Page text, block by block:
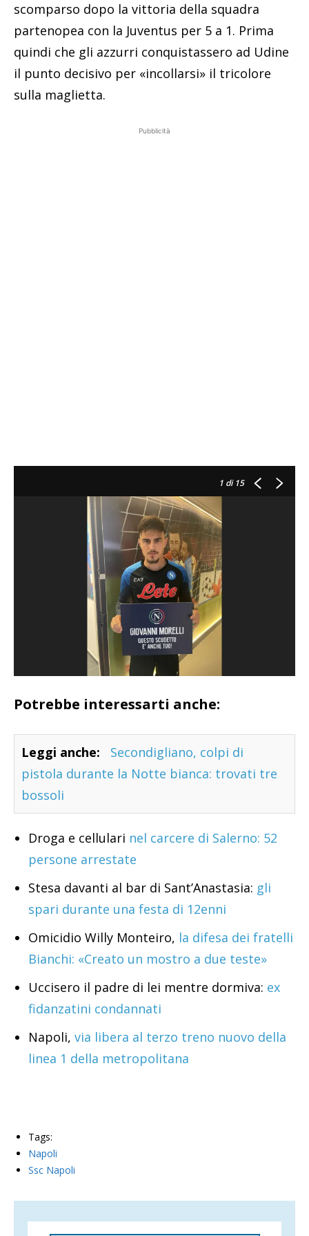
scomparso dopo la vittoria della squadra
partenopea con la Juventus per 5 a 1. Prima
quindi che gli azzurri conquistassero ad Udine
il punto decisivo per «incollarsi» il tricolore
sulla maglietta.
Pubblicità
1 di 15
Potrebbe interessarti anche:
Leggi anche:
Secondigliano, colpi di
pistola durante la Notte bianca: trovati tre
bossoli
Droga e cellulari nel carcere di Salerno: 52
persone arrestate
Stesa davanti al bar di Sant’Anastasia: gli
spari durante una festa di 12enni
Omicidio Willy Monteiro, la difesa dei fratelli
Bianchi: «Creato un mostro a due teste»
Uccisero il padre di lei mentre dormiva: ex
fidanzatini condannati
Napoli, via libera al terzo treno nuovo della
linea 1 della metropolitana
Tags:
Napoli
Ssc Napoli